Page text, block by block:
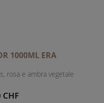
1000ML ERA
rosa e ambra vegetale